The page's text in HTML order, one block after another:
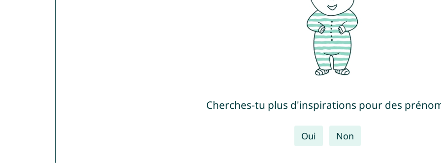
Cherches-tu plus d'inspirations pour des
Oui Non